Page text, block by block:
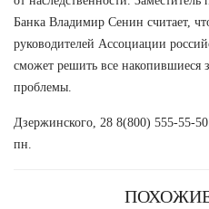
Банка Владимир Сенин считает,
руководителей Ассоциации
сможет решить все накопившиеся
проблемы.
Дзержинского, 28 8(800) 555-55-
пн.